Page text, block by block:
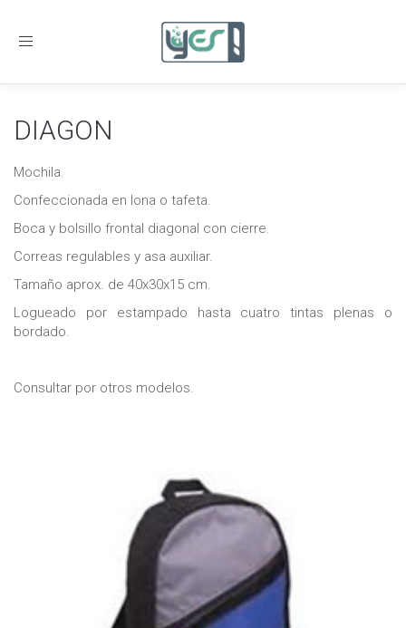
Toggle
DIAGON
Mochila.
Confeccionada en lona o tafeta.
Boca y bolsillo frontal diagonal con cierre.
Correas regulables y asa auxiliar.
Tamaño aprox. de 40x30x15 cm.
Logueado por estampado hasta cuatro tintas plenas o
bordado.
Consultar por otros modelos.